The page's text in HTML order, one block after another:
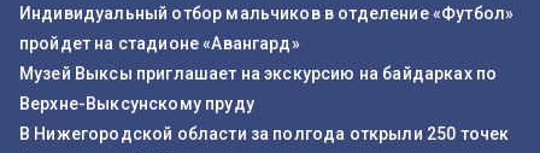
Индивидуальный отбор мальчиков в отделение «Футбол»
пройдет на стадионе «Авангард»
Музей Выксы приглашает на экскурсию на байдарках по
Верхне-Выксунскому пруду
В Нижегородской области за полгода открыли 250 точек